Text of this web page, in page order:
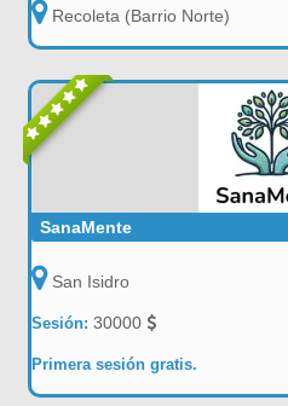
Recoleta (Barrio Norte)
SanaMente
San Isidro
Sesión:30000
Primera sesión gratis.